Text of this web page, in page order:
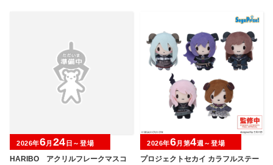
HARIBO アクリルフレークマスコ
2026年6月 24 日～登場
プロジェクトセカイ カラフルステー
2026年6月第4週～登場